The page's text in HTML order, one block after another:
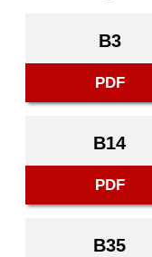
B3
PDF
B14
PDF
B35